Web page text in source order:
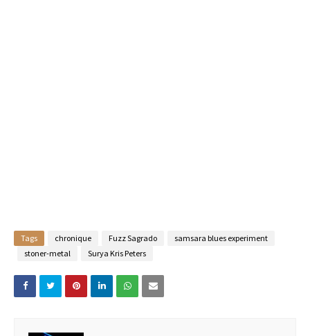
Tags chronique Fuzz Sagrado
samsara blues experiment
stoner-metal
Surya Kris Peters